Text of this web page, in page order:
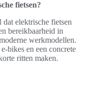
fietsen?
elektrische fietsen
bereikbaarheid in
werkmodellen.
bikes en een concrete
ritten maken.